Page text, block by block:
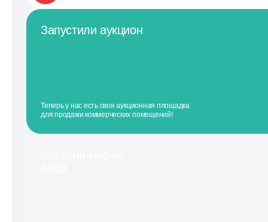
Запустили аукцион
Теперь у нас есть своя аукционная площадка
для продажи коммерческих помещений!